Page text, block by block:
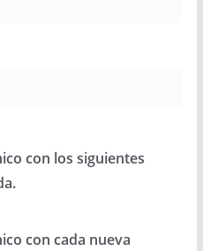
con los siguientes
con cada nueva